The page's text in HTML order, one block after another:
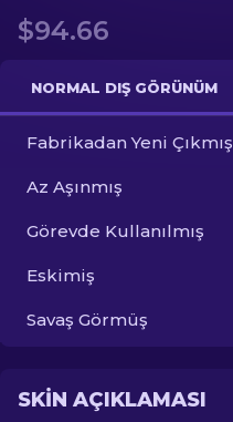
Eldiven
Kasalar
Diğer
$94.66
NORMAL DIŞ GÖRÜNÜM
Fabrikadan Yeni Çıkmış
Az Aşınmış
Görevde Kullanılmış
Eskimiş
Savaş Görmüş
SKIN AÇIKLAMASI